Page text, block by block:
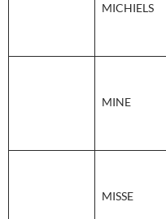
MICHIELS
MINE
MISSE